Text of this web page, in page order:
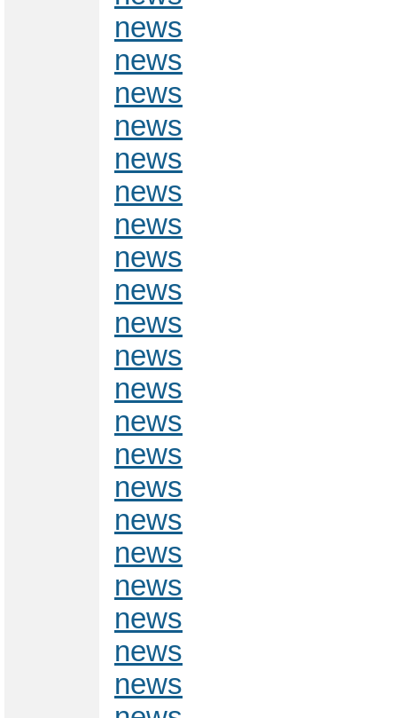
news
news
news
news
news
news
news
news
news
news
news
news
news
news
news
news
news
news
news
news
news